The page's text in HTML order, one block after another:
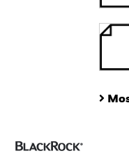
Non esiste un